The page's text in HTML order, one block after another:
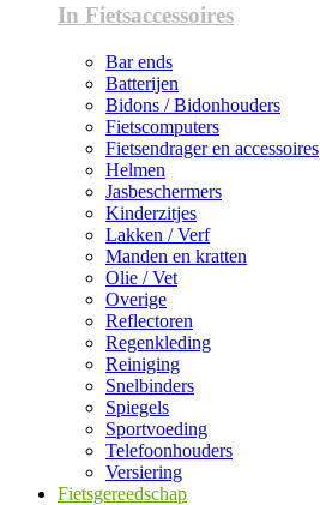
In Fietsaccessoires
Bar ends
Batterijen
Bidons / Bidonhouders
Fietscomputers
Fietsendrager en accessoires
Helmen
Jasbeschermers
Kinderzitjes
Lakken / Verf
Manden en kratten
Olie / Vet
Overige
Reflectoren
Regenkleding
Reiniging
Snelbinders
Spiegels
Sportvoeding
Telefoonhouders
Versiering
Fietsgereedschap